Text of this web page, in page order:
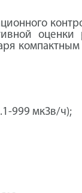
оценки
999 мкЗв/ч);